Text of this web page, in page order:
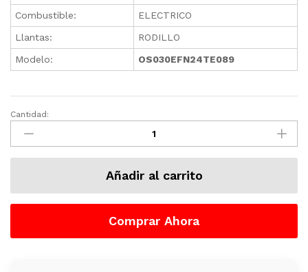
Combustible:
ELECTRICO
Llantas:
RODILLO
Modelo:
OS030EFN24TE089
Order
Picker
Yale,
Lb,
Semi
quantity
Cantidad:
Añadir al carrito
Comprar Ahora